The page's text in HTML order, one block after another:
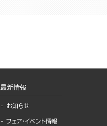
最新情報
お知らせ
フェア・イベント情報